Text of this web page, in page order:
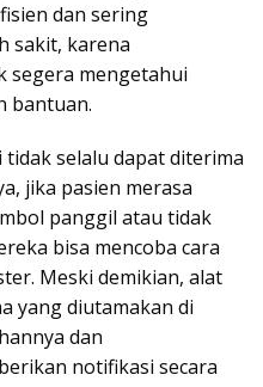
dan sering
sakit, karena
segera mengetahui
bantuan.
selalu dapat diterima
jika pasien merasa
panggil atau tidak
bisa mencoba cara
Meski demikian, alat
yang diutamakan di
dan
notifikasi secara